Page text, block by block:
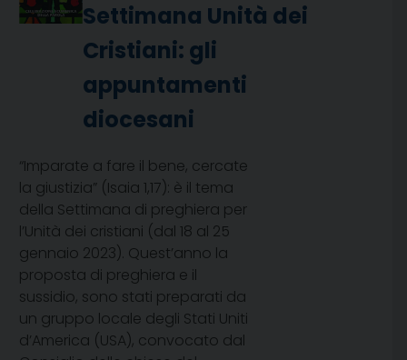
Settimana Unità dei
Cristiani: gli
appuntamenti
diocesani
“Imparate a fare il bene, cercate
la giustizia” (Isaia 1,17): è il tema
della Settimana di preghiera per
l’Unità dei cristiani (dal 18 al 25
gennaio 2023). Quest’anno la
proposta di preghiera e il
sussidio, sono stati preparati da
un gruppo locale degli Stati Uniti
d’America (USA), convocato dal